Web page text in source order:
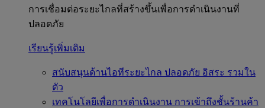
การเชื่อมต่อระยะไกลที่สร้างขึ้นเพื่อการดำเนินงานที่
ปลอดภัย
เรียนรู้เพิ่มเติม
สนับสนุนด้านไอทีระยะไกล ปลอดภัย อิสระ รวมใน
ตัว
เทคโนโลยีเพื่อการดำเนินงาน การเข้าถึงชั้นร้านค้า